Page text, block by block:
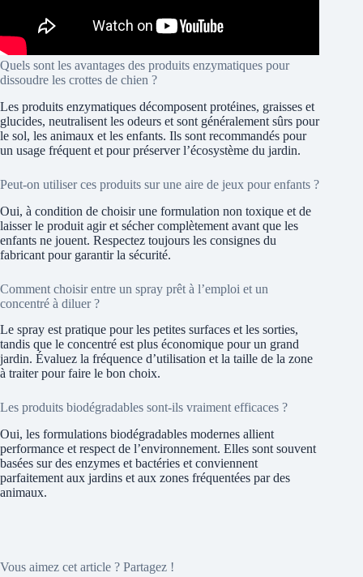
Quels sont les avantages des produits enzymatiques pour
dissoudre les crottes de chien ?
Les produits enzymatiques décomposent protéines, graisses et
glucides, neutralisent les odeurs et sont généralement sûrs pour
le sol, les animaux et les enfants. Ils sont recommandés pour
un usage fréquent et pour préserver l’écosystème du jardin.
Peut-on utiliser ces produits sur une aire de jeux pour enfants ?
Oui, à condition de choisir une formulation non toxique et de
laisser le produit agir et sécher complètement avant que les
enfants ne jouent. Respectez toujours les consignes du
fabricant pour garantir la sécurité.
Comment choisir entre un spray prêt à l’emploi et un
concentré à diluer ?
Le spray est pratique pour les petites surfaces et les sorties,
tandis que le concentré est plus économique pour un grand
jardin. Évaluez la fréquence d’utilisation et la taille de la zone
à traiter pour faire le bon choix.
Les produits biodégradables sont-ils vraiment efficaces ?
Oui, les formulations biodégradables modernes allient
performance et respect de l’environnement. Elles sont souvent
basées sur des enzymes et bactéries et conviennent
parfaitement aux jardins et aux zones fréquentées par des
animaux.
Vous aimez cet article ? Partagez !